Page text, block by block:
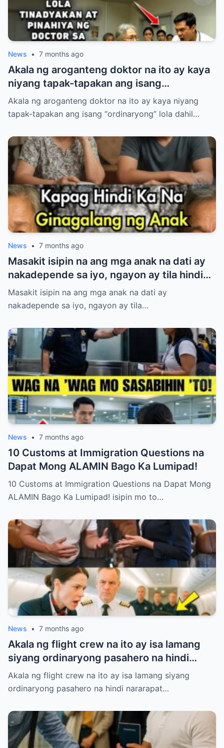
News • 7 months ago
Akala ng aroganteng doktor na ito ay kaya
niyang tapak-tapakan ang isang
“ordinaryong” lola dahil lang sa luma nitong
anyo.
Akala ng aroganteng doktor na ito ay kaya niyang
tapak-tapakan ang isang “ordinaryong” lola dahil…
News • 7 months ago
Masakit isipin na ang mga anak na dati ay
nakadepende sa iyo, ngayon ay tila hindi
na nakikinig at wala nang respeto. Binuhos
mo ang lahat—oras, pagod, at pagmamahal
mundo. Kung nararamdaman mong
binabaliwala ka na lang nila, huwag kang
magalit o sumigaw. May mas matalinong
paraan para muling makuha ang kanilang
paggalang nang hindi namimilit. Alamin ang
anim na hakbang na magtuturo sa iyo kung
paano itatayo ang iyong dignidad at halaga
bilang magulang.
Masakit isipin na ang mga anak na dati ay
nakadepende sa iyo, ngayon ay tila…
News • 7 months ago
10 Customs at Immigration Questions na
Dapat Mong ALAMIN Bago Ka Lumipad!
10 Customs at Immigration Questions na Dapat Mong
ALAMIN Bago Ka Lumipad! isipin mo to…
News • 7 months ago
Akala ng flight crew na ito ay isa lamang
siyang ordinaryong pasahero na hindi
nararapat sa First Class.
Akala ng flight crew na ito ay isa lamang siyang
ordinaryong pasahero na hindi nararapat…